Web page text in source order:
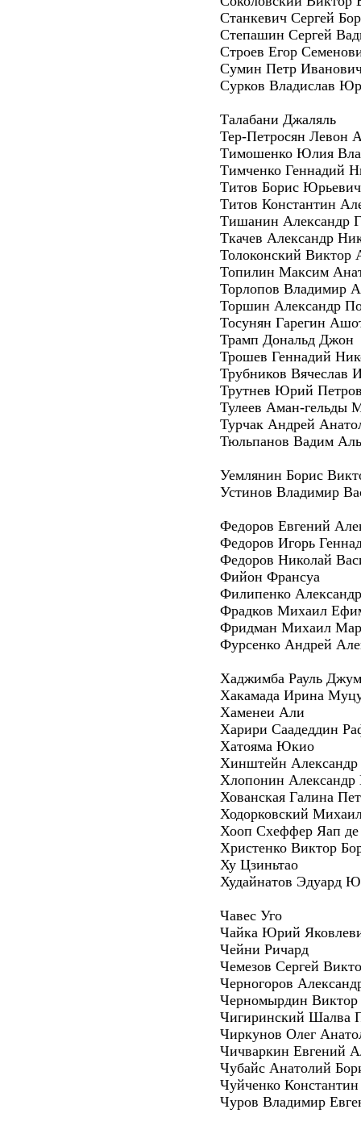
Станкевич Сергей
Степашин Сергей
Строев Егор
Сумин Петр
Сурков Владислав
Талабани Джаляль
Тер-Петросян Левон
Тимошенко Юлия
Тимченко Геннадий
Титов Борис Юрьевич
Титов Константин
Тишанин Александр
Ткачев Александр
Толоконский Виктор
Топилин Максим
Торлопов Владимир
Торшин Александр
Тосунян Гарегин
Трамп Дональд Джон
Трошев Геннадий
Трубников Вячеслав
Трутнев Юрий
Тулеев Аман-гельды
Турчак Андрей
Тюльпанов Вадим
Уемлянин Борис
Устинов Владимир
Федоров Евгений
Федоров Игорь
Федоров Николай
Фийон Франсуа
Филипенко
Фрадков Михаил
Фридман Михаил
Фурсенко Андрей
Хаджимба Рауль
Хакамада Ирина
Хаменеи Али
Харири Саадеддин
Хатояма Юкио
Хинштейн Александр
Хлопонин Александр
Хованская Галина
Ходорковский
Хооп Схеффер Яап де
Христенко Виктор
Ху Цзиньтао
Худайнатов Эдуард
Чавес Уго
Чайка Юрий
Чейни Ричард
Чемезов Сергей
Черногоров
Черномырдин Виктор
Чигиринский Шалва
Чиркунов Олег
Чичваркин Евгений
Чубайс Анатолий
Чуйченко
Чуров Владимир